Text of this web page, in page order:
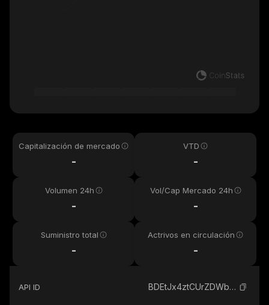
Capitalización de mercado
-
VTD
-
Volumen 24h
-
Vol/Cap Mercado 24h
-
Suministro total
-
Actrivos en circulación
-
API ID BDEtJx4ztCUrZDWbcHhQc4dCNjc1sMpJhzkkgQxhKH8f_solana